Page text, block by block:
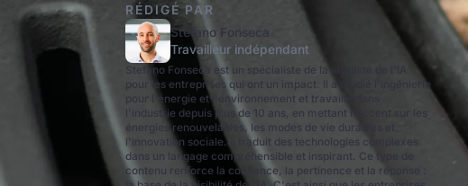
RÉDIGÉ PAR
Stefano Fonseca
Travailleur indépendant
Stefano Fonseca est un spécialiste de la visibilité de l'IA
pour les entreprises qui ont un impact. Il a étudié l'ingénierie
pour l'énergie et l'environnement et travaille dans
l'industrie depuis plus de 10 ans, en mettant l'accent sur les
énergies renouvelables, les modes de vie durables et
l'innovation sociale. Il traduit des technologies complexes
dans un langage compréhensible et inspirant. Ce type de
contenu renforce la confiance, la pertinence et la réponse :